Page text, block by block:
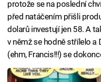
protože se na poslední
před natáčením přišli
dolarů investují jen 58. A
v němž se hodně střílelo a
(ehm, Francis!!!) se